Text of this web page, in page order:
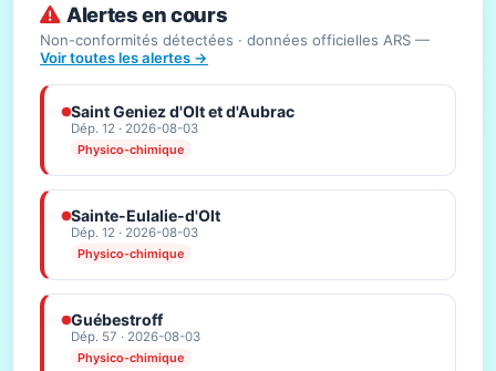
Alertes en cours
Non-conformités détectées · données officielles ARS —
Voir toutes les alertes →
Saint Geniez d'Olt et d'Aubrac
Dép. 12 · 2026-08-03
Physico-chimique
Sainte-Eulalie-d'Olt
Dép. 12 · 2026-08-03
Physico-chimique
Guébestroff
Dép. 57 · 2026-08-03
Physico-chimique